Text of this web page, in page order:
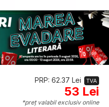
PRP: 62.37 Lei TVA
53 Lei
*preț valabil exclusiv online